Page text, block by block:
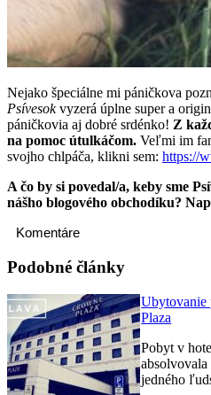
Nejako špeciálne mi páničkova
Psívesokvyzerá úplne super a
páničkovia aj dobré srdénko! Z
na pomoc útulkáčom. Veľmi im
svojho chlpáča, klikni sem: https://
A čo by si povedal/a, keby sme
nášho blogového obchodíku?
Komentáre
Podobné články
Ubytovanie
Plaza
Pobyt v
absolvovala
jedného